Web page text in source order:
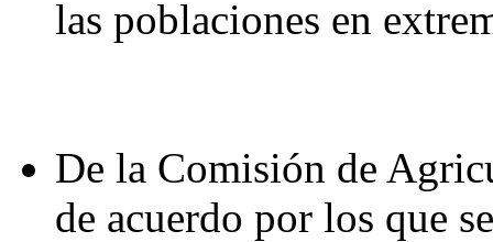
las poblaciones en
De la Comisión de
de acuerdo por los que